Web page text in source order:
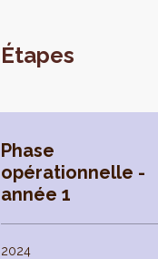
Étapes
Phase
opérationnelle -
année 1
2024